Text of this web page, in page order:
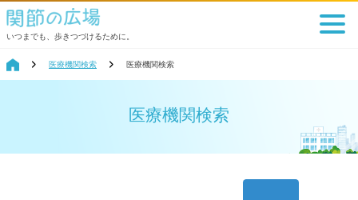
いつまでも、歩きつづけるために。
医療機関検索 医療機関検索
医療機関検索